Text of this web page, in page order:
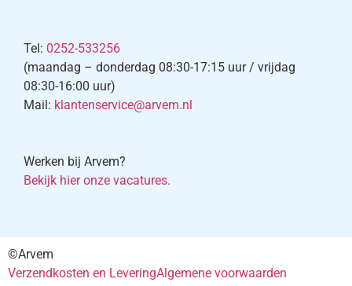
Tel: 0252-533256
(maandag – donderdag 08:30-17:15 uur / vrijdag
08:30-16:00 uur)
Mail: klantenservice@arvem.nl
Werken bij Arvem?
Bekijk hier onze vacatures.
©Arvem
Verzendkosten en LeveringAlgemene voorwaarden